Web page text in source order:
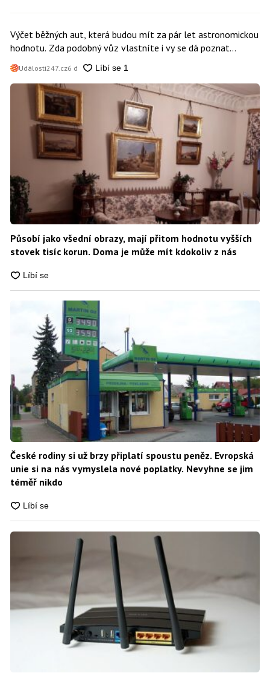
Výčet běžných aut, která budou mít za pár let astronomickou
hodnotu. Zda podobný vůz vlastníte i vy se dá poznat
Události247.cz6 d
Působí jako všední obrazy, mají přitom hodnotu vyšších
stovek tisíc korun. Doma je může mít kdokoliv z nás
České rodiny si už brzy připlatí spoustu peněz. Evropská
unie si na nás vymyslela nové poplatky. Nevyhne se jim
téměř nikdo